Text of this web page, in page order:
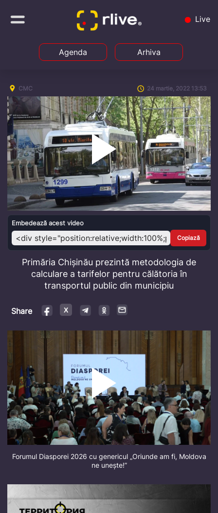
Live
Agenda Arhiva
CMC 24 martie, 2022 13:53
Play
Video
Embedează acest video
Copiază
Primăria Chișinău prezintă metodologia de
calculare a tarifelor pentru călătoria în
transportul public din municipiu
Share
Forumul Diasporei 2026 cu genericul „Oriunde am fi, Moldova
ne unește!”